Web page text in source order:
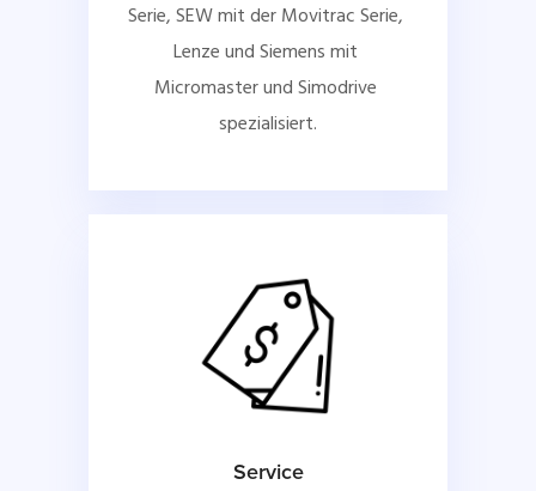
Serie, SEW mit der Movitrac Serie,
Lenze und Siemens mit
Micromaster und Simodrive
spezialisiert.
Service